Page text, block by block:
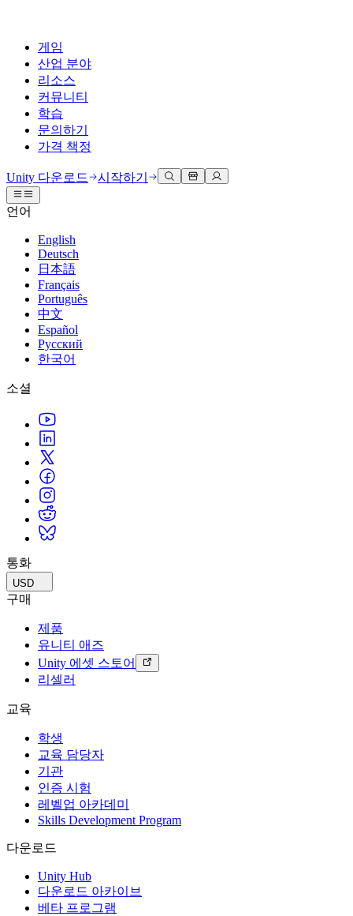
게임
산업 분야
리소스
커뮤니티
학습
문의하기
가격 책정
Unity 엔진
모든 플랫폼 위한 2D 및 3D 게임 제작
협업
팀과 함께 신속한 협업과 반복 작업을 수행하세요.
Unity 다운로드
플랜 및 가격
배포
Unity가 지원하는 25개 이상의 플랫폼을 살펴보세요.
LiveOps
출시 후 인사이트를 확인하고 라이브 게임을 운영하세요.
성장
사용자 확보
모바일 사용자를 검색하고 Acquire
매장 및 D2C 전반에 걸쳐 IAP 관리하세요.
수익화
Unity로 광고하세요
활용 부문
모바일 게임
Unity로 모바일 히트작을 제작하고 성장시키세요.
인디 게임
소규모 팀으로 대작 게임을 출시하세요.
XR 게임
여러 플랫폼에서 XR 게임을 출시하세요.
멀티플레이어 게임
멀티플레이어 게임 개발을 간소화하세요.
3D 협업
실시간 3D 프로젝트 빌드 및 검토
몰입형 교육
몰입도 높은 환경 제작
고객 경험
인터랙티브 3D 경험 제작
산업 분야
운영 우수성 확보
리테일
상점 경험을 온라인 경험으로 전환
자동차
혁신을 가속화하고 차량 내 경험을 향상시키세요.
모든 산업 보기
기술 자료
공식 유저. '광고 지면'의 타겟 고객 매뉴얼 및 API 레퍼런스
개발자 툴
릴리스 버전 및 이슈 트래커
로드맵
예정된 기능 검토
기술 용어 라이브러리
활용 사례
실제 성공 사례
베스트 프랙티스 가이드
전문가 팁
데모
데모, 샘플 및 빌딩 블록
모든 리소스
새로운 기능
블로그
업데이트, 정보, 기술 팁
뉴스
토론
토론, 문제 해결, 소통
이벤트
글로벌 이벤트 및 현지 이벤트
커뮤니티 사례
Made with Unity
Unity 크리에이터 소개
Livestreams
Unity Awards
전 세계 Unity 크리에이터 축하
Unity Learn
무료로 Unity 기술 마스터
전문 교육
Unity 강사와 함께 팀의 역량을 강화하세요
Unity 처음 사용하시나요
시작하기
학습 시작하기
Unity 사용이 처음이신가요? 여정 시작하기
사용법 가이드
실용적인 팁 및 베스트 프랙티스
교육
학생용
커리어 시작하기
교육 효율 극대화
교육 라이선스
자격증
Unity 숙련도를 입증하세요
도움 받기
성공을 위한 Unity
Success 플랜
전문가 지원을 통해 더 빠르게 목표 도달률 달성
일반적인 질문에 대한 답변
문의하기
Unity 다운로드 시작하기
언어
English
Deutsch
日本語
Français
Português
中文
Español
Русский
한국어
소셜
통화
USD
구매
제품
유니티 애즈
Unity 에셋 스토어
리셀러
교육
학생
교육 담당자
기관
인증 시험
레벨업 아카데미
Skills Development Program
다운로드
Unity Hub
다운로드 아카이브
베타 프로그램